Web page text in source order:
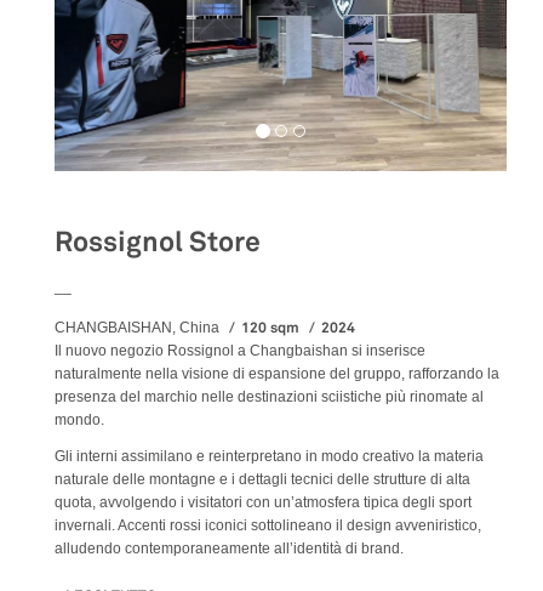
Rossignol Store
CHANGBAISHAN, China 120 sqm 2024
Il nuovo negozio Rossignol a Changbaishan si inserisce
naturalmente nella visione di espansione del gruppo, rafforzando la
presenza del marchio nelle destinazioni sciistiche più rinomate al
mondo.
Gli interni assimilano e reinterpretano in modo creativo la materia
naturale delle montagne e i dettagli tecnici delle strutture di alta
quota, avvolgendo i visitatori con un’atmosfera tipica degli sport
invernali. Accenti rossi iconici sottolineano il design avveniristico,
alludendo contemporaneamente all’identità di brand.